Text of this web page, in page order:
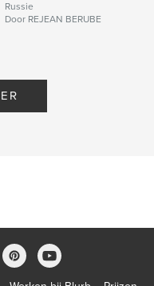
Russie
Door REJEAN BERUBE